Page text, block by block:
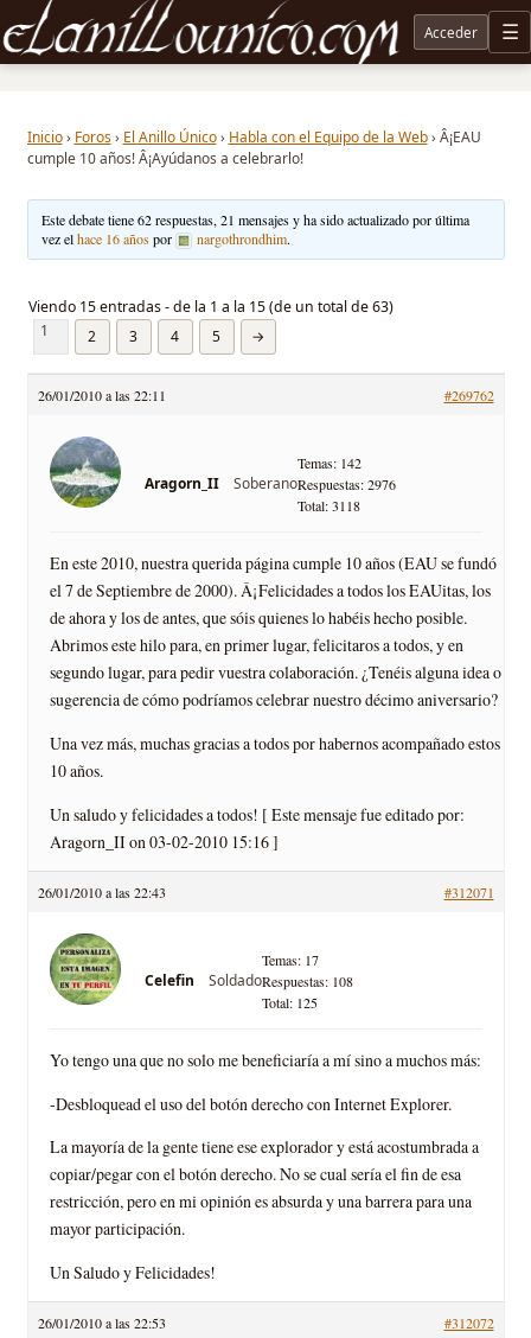
Noticias sobre Tolkien: El Señor de los Anillos, Los Anillos de Poder, La Caza de Gollum, la
Acceder
Inicio › Foros › El Anillo Único › Habla con el Equipo de la Web › Â¡EAU
cumple 10 años! Â¡Ayúdanos a celebrarlo!
Este debate tiene 62 respuestas, 21 mensajes y ha sido actualizado por última
vez elhace 16 añospor nargothrondhim.
Viendo 15 entradas - de la 1 a la 15 (de un total de 63)
1
2 3 4 5 →
26/01/2010 a las 22:11 #269762
Aragorn_II Soberano
Temas: 142
Respuestas: 2976
Total: 3118
En este 2010, nuestra querida página cumple 10 años (EAU se fundó
el 7 de Septiembre de 2000). Â¡Felicidades a todos los EAUitas, los
de ahora y los de antes, que sóis quienes lo habéis hecho posible.
Abrimos este hilo para, en primer lugar, felicitaros a todos, y en
segundo lugar, para pedir vuestra colaboración. ¿Tenéis alguna idea o
sugerencia de cómo podríamos celebrar nuestro décimo aniversario?
Una vez más, muchas gracias a todos por habernos acompañado estos
10 años.
Un saludo y felicidades a todos! [ Este mensaje fue editado por:
Aragorn_II on 03-02-2010 15:16 ]
26/01/2010 a las 22:43 #312071
Celefin Soldado
Temas: 17
Respuestas: 108
Total: 125
Yo tengo una que no solo me beneficiaría a mí sino a muchos más:
-Desbloquead el uso del botón derecho con Internet Explorer.
La mayoría de la gente tiene ese explorador y está acostumbrada a
copiar/pegar con el botón derecho. No se cual sería el fin de esa
restricción, pero en mi opinión es absurda y una barrera para una
mayor participación.
Un Saludo y Felicidades!
26/01/2010 a las 22:53 #312072